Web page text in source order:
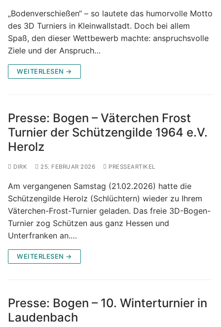
„Bodenverschießen“ – so lautete das humorvolle Motto
des 3D Turniers in Kleinwallstadt. Doch bei allem
Spaß, den dieser Wettbewerb machte: anspruchsvolle
Ziele und der Anspruch…
WEITERLESEN →
Presse: Bogen – Väterchen Frost
Turnier der Schützengilde 1964 e.V.
Herolz
DIRK 25. FEBRUAR 2026 PRESSEARTIKEL
Am vergangenen Samstag (21.02.2026) hatte die
Schützengilde Herolz (Schlüchtern) wieder zu Ihrem
Väterchen-Frost-Turnier geladen. Das freie 3D-Bogen-
Turnier zog Schützen aus ganz Hessen und
Unterfranken an.…
WEITERLESEN →
Presse: Bogen – 10. Winterturnier in
Laudenbach